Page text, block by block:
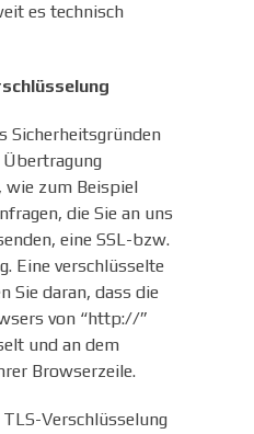
es technisch
Sicherheitsgründen
wie zum Beispiel
die Sie an uns
eine SSL-bzw.
Eine verschlüsselte
Sie daran, dass die
von “http://”
und an dem
Browserzeile.
Verschlüsselung